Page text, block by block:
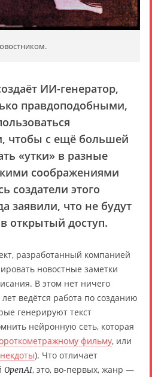
ИИ-генератор,
правдоподобными,
чтобы с ещё большей
«утки» в разные
соображениями
создатели этого
заявили, что не будут
открытый доступ.
разработанный компанией
новостные заметки
В этом нет ничего
ведётся работа по созданию
генерируют текст
нейронную сеть, которая
фильму, или
). Что отличает
OpenAI, это, во-первых, жанр —